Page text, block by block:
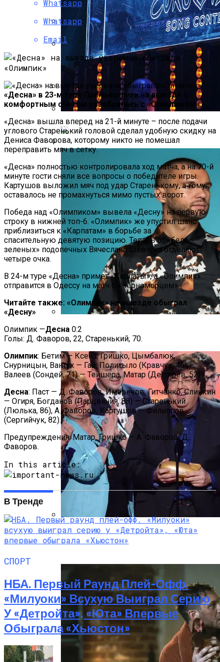
Репетицию Парада В Киеве Высмеяли
Веселыми Фотожабами
В Швеции Белый Медведь Застрял В
Окне Отеля, Знатно Позавтракав
«Шальке» Присматривается К
Ярмоленко
Украинские Боксеры-Профессионалы
Не Выступят На Олимпиаде
Реванш Кличко-Фьюри Перенесен Из-
За Травмы Британца
«Евровидение-2022»: Названы
Участники Нацотбора
Дуэт Из Украины Выступит На
Легендарном Фестивале Coachella
Тёмная Сторона Детских Шоу: Куда
Пропал Скандальный Создатель
Whatsapp
Whatsapp
Email
«Десна» в 23-м туре Премьер-лиги на выезде с
комфортным счетом разобралась с «Олимпиком».
«Десна» вышла вперед на 21-й минуте – после подачи
углового Старенький головой сделал удобную скидку на
Дениса Фаворова, которому никто не помешал
переправить мяч в сетку.
«Десна» полностью контролировала ход матча, а на 70-й
минуте гости сняли все вопросы о победителе игры.
Картушов выложил мяч под удар Старенькому, а тому
оставалось не промахнуться мимо пустых ворот.
Победа над «Олимпиком» вывела «Десну» на первую
строку в нижней топ-6. «Олимпик» же упустил шанс
приблизиться к «Карпатам» в борьбе за
спасительную девятую позицию. Теперь от «бело-
зеленых» подопечных Вячеслава Шевчука отделяют
четыре очка.
В 24-м туре «Десна» примет «Карпаты», а «Олимпик»
отправится в Одессу на матч с «Черноморцем».
Читайте также: «Олимпик» на выезде обыграл
«Десну»
Олимпик —Десна 0:2
Голы: Д. Фаворов, 22, Старенький, 70.
Олимпик: Бетим — Ксенз, Гришко, Цымбалюк,
Снурницын, Вантух — Гай, Политыло (Кравчук, 46),
Валеев (Сондей, 71) — Тейшера, Матар (Дегтярев, 52).
Десна: Паст — Д. Фаворов, Имереков, Гитченко, Слинкин
— Огиря, Богданов (Парцвания, 88) — Старенький
(Люлька, 86), А. Фаворов, Картушов — Филиппов
(Сергийчук, 82).
Предупреждения: Матар, Гришко — А. Фаворов, Д.
Фаворов.
In this article:
В Тренде
СПОРТ
НБА. Первый Раунд Плей-Офф.
«Милуоки» Всухую Выиграл Серию
У «Детройта», «Юта» Впервые
Обыграла «Хьюстон»